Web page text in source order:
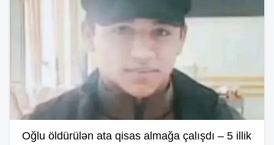
Oğlu öldürülən ata qisas almağa çalışdı – 5 illik